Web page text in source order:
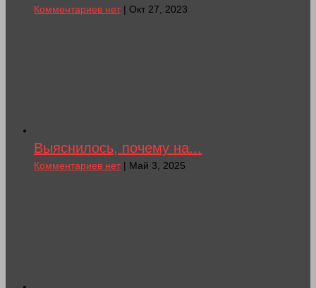
Комментариев нет| Окт 27, 2023
Выяснилось, почему на...
Комментариев нет| Май 3, 2025